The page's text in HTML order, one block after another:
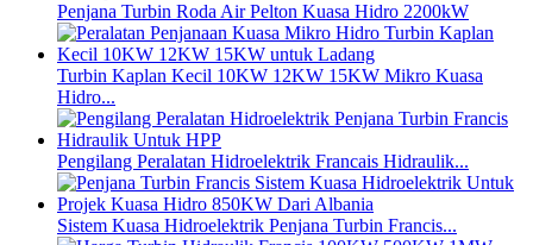
Penjana Turbin Roda Air Pelton Kuasa Hidro 2200kW
Turbin Kaplan Kecil 10KW 12KW 15KW Mikro Kuasa
Hidro...
Pengilang Peralatan Hidroelektrik Francais Hidraulik...
Sistem Kuasa Hidroelektrik Penjana Turbin Francis...